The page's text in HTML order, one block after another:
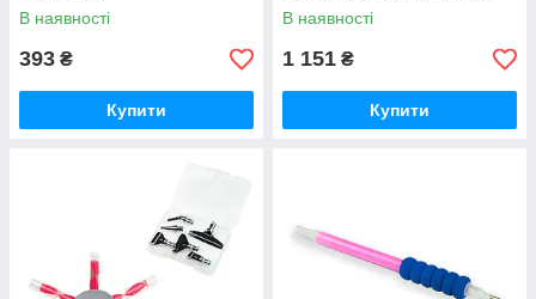
В наявності
393 ₴
Купити
В наявності
1 151 ₴
Купити